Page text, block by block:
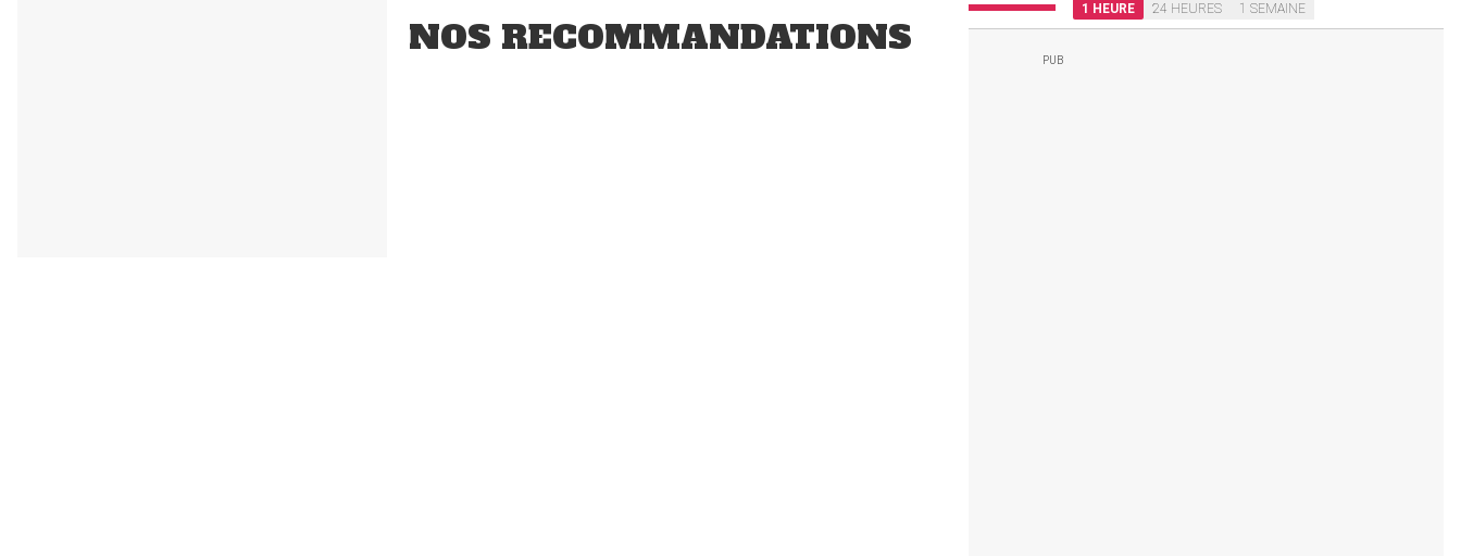
NOS RECOMMANDATIONS
1 HEURE 24 HEURES 1 SEMAINE